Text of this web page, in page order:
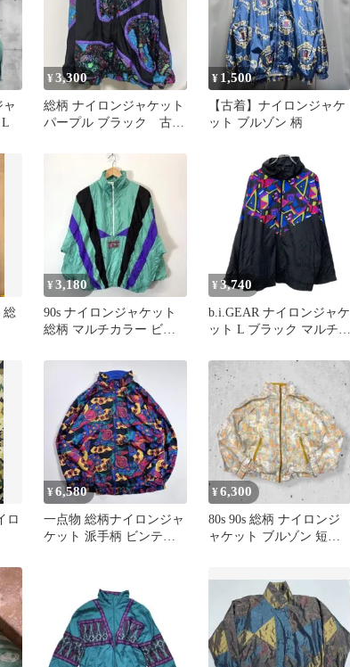
ャ
¥3,300
総柄 ナイロンジャケット
パープル ブラック 古
¥ 1,500
【古着】ナイロンジャケ
ット ブルゾン 柄
総
¥3,180
90s ナイロンジャケット
総柄 マルチカラー ビッ
着
¥ 3,740
b.i.GEAR ナイロンジャケ
ット L ブラック マルチカ
総柄ジャケット スポーテ
ィー ナイロン 薄手 春物
a712-5332
ロ
¥6,580
一点物 総柄ナイロンジャ
ケット 派手柄 ビンテー
¥6,300
80s 90s 総柄 ナイロンジ
ャケット ブルゾン 短丈